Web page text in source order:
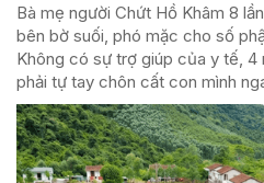
Bà mẹ người Chứt Hồ Khâm 8
bên bờ suối, phó mặc cho số
Không có sự trợ giúp của y tế,
phải tự tay chôn cất con mình